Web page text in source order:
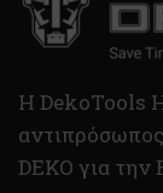
H DekoTools
DEKO για